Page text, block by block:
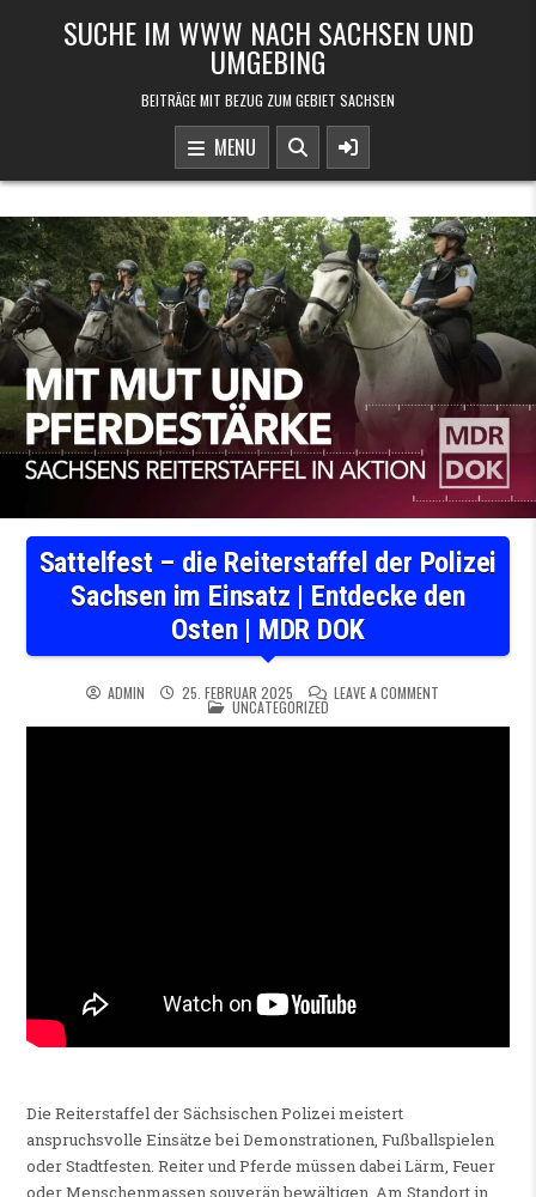
SUCHE IM WWW NACH SACHSEN UND
UMGEBING
BEITRÄGE MIT BEZUG ZUM GEBIET SACHSEN
MENU
Sattelfest – die Reiterstaffel der Polizei
Sachsen im Einsatz | Entdecke den
Osten | MDR DOK
ADMIN 25. FEBRUAR 2025 LEAVE A COMMENTON SATTELFEST
POSTED IN
UNCATEGORIZED
Die Reiterstaffel der Sächsischen Polizei meistert
anspruchsvolle Einsätze bei Demonstrationen, Fußballspielen
oder Stadtfesten. Reiter und Pferde müssen dabei Lärm, Feuer
oder Menschenmassen souverän bewältigen. Am Standort in